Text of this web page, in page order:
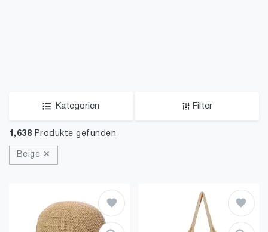
Kategorien Filter
1,638 Produkte gefunden
Beige ✕